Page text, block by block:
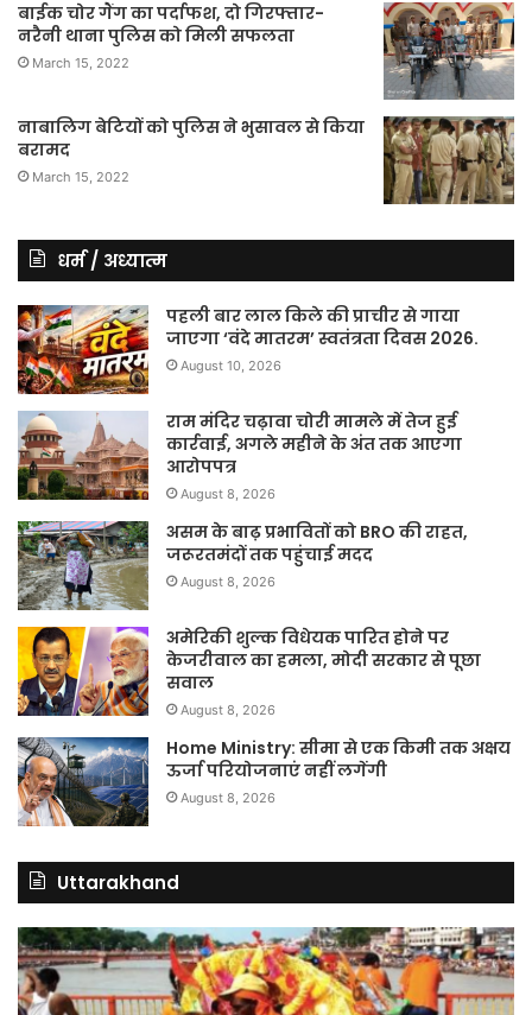
बाईक चोर गैंग का पर्दाफश, दो गिरफ्तार-
नरैनी थाना पुलिस को मिली सफलता
March 15, 2022
नाबालिग बेटियों को पुलिस ने भुसावल से किया
बरामद
March 15, 2022
धर्म / अध्यात्म
पहली बार लाल किले की प्राचीर से गाया
जाएगा ‘वंदे मातरम’ स्वतंत्रता दिवस 2026.
August 10, 2026
राम मंदिर चढ़ावा चोरी मामले में तेज हुई
कार्रवाई, अगले महीने के अंत तक आएगा
आरोपपत्र
August 8, 2026
असम के बाढ़ प्रभावितों को BRO की राहत,
जरूरतमंदों तक पहुंचाई मदद
August 8, 2026
अमेरिकी शुल्क विधेयक पारित होने पर
केजरीवाल का हमला, मोदी सरकार से पूछा
सवाल
August 8, 2026
Home Ministry: सीमा से एक किमी तक अक्षय
ऊर्जा परियोजनाएं नहीं लगेंगी
August 8, 2026
Uttarakhand